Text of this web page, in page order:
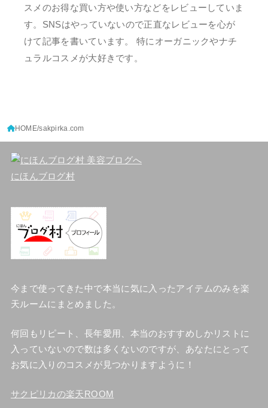
スメのお得な買い方や使い方などをレビューしていま
す。SNSはやっていないので正直なレビューを心が
けて記事を書いています。 特にオーガニックやナチ
ュラルコスメが大好きです。
HOME sakpirka.com
にほんブログ村
今まで使ってきた中で本当に気に入ったアイテムのみを楽
天ルームにまとめました。
何回もリピート、長年愛用、本当のおすすめしかリストに
入っていないので数は多くないのですが、あなたにとって
お気に入りのコスメが見つかりますように！
サクピリカの楽天ROOM